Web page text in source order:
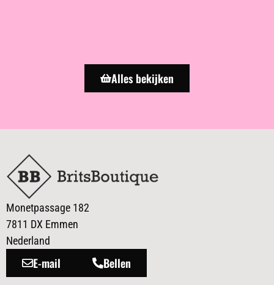
Alles bekijken
Monetpassage 182
7811 DX Emmen
Nederland
E-mail Bellen